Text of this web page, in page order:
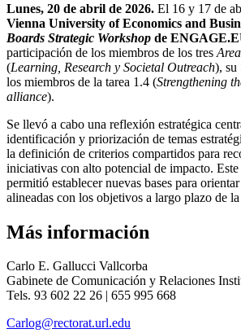
Lunes, 20 de abril de 2026. El 16 y 17 de
Vienna University of Economics and
Boards Strategic Workshop de
participación de los miembros de los tres
(Learning, Research y Societal Outreach), su
los miembros de la tarea 1.4 (Strengthening
alliance).
Se llevó a cabo una reflexión estratégica
identificación y priorización de temas
la definición de criterios compartidos para
iniciativas con alto potencial de impacto.
permitió establecer nuevas bases para
alineadas con los objetivos a largo plazo de
Más información
Carlo E. Gallucci Vallcorba
Gabinete de Comunicación y Relaciones
Tels. 93 602 22 26 | 655 995 668
Carlog@rectorat.url.edu